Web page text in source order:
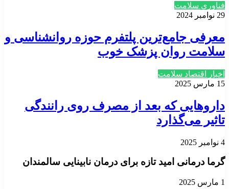
فناوری سلامت
29 نوامبر 2024
معرفی جامع‌ترین پلتفرم حوزه روانشناسی و
سلامت روان پزشک خوب
اخبار اقتصاد سلامت
15 مارس 2025
داروهایی که بعد از مصرف روی رانندگی
تاثیر می‌گذارد
4 نوامبر 2025
گرما درمانی امید تازه برای درمان نابینایی سالمندان
1 مارس 2025